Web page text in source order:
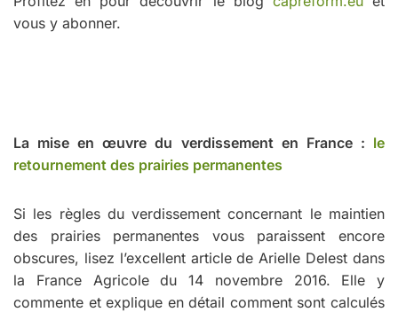
vous y abonner.
La mise en œuvre du verdissement en France : le
retournement des prairies permanentes
Si les règles du verdissement concernant le maintien
des prairies permanentes vous paraissent encore
obscures, lisez l’excellent article de Arielle Delest dans
la France Agricole du 14 novembre 2016. Elle y
commente et explique en détail comment sont calculés